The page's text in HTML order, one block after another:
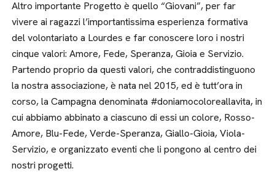
Altro importante Progetto è quello “Giovani”, per far
vivere ai ragazzi l’importantissima esperienza formativa
del volontariato a Lourdes e far conoscere loro i nostri
cinque valori: Amore, Fede, Speranza, Gioia e Servizio.
Partendo proprio da questi valori, che contraddistinguono
la nostra associazione, è nata nel 2015, ed è tutt’ora in
corso, la Campagna denominata #doniamocoloreallavita, in
cui abbiamo abbinato a ciascuno di essi un colore, Rosso-
Amore, Blu-Fede, Verde-Speranza, Giallo-Gioia, Viola-
Servizio, e organizzato eventi che li pongono al centro dei
nostri progetti.